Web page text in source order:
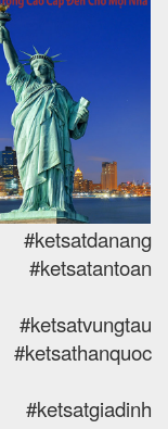
#ketsatvungtau